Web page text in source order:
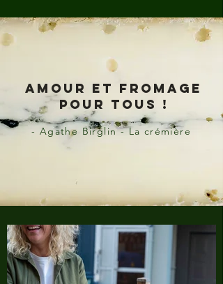
Amour et fromage
pour tous !
- Agathe Birglin - La crémière